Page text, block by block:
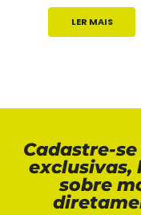
LER MAIS
Cadastre-
exclusivas,
sobre